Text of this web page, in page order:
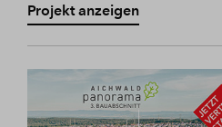
Projekt anzeigen